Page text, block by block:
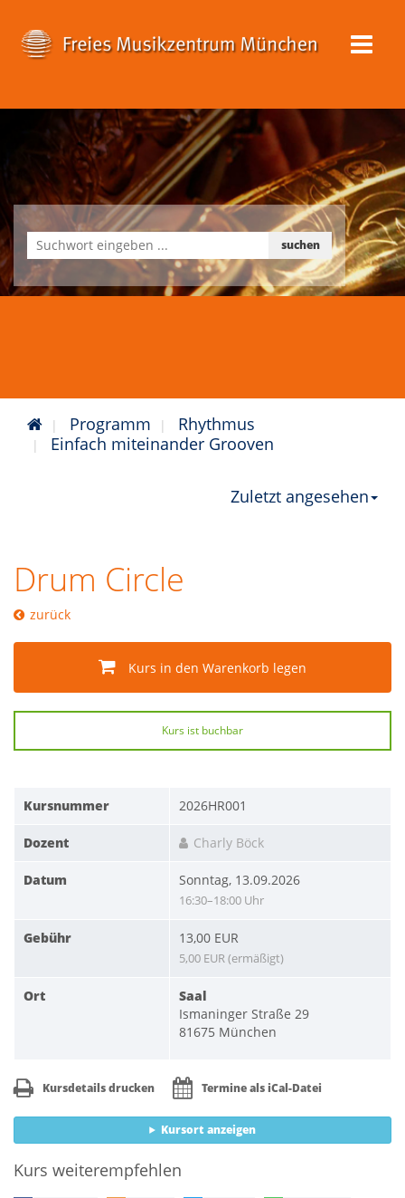
suchen
Programm
Rhythmus
Einfach miteinander Grooven
Zuletzt angesehen
Drum Circle
zurück
Kurs in den Warenkorb legen
Kurs ist buchbar
Kursnummer 2026HR001
Dozent Charly Böck
Datum Sonntag, 13.09.2026
16:30–18:00 Uhr
Gebühr 13,00 EUR
5,00 EUR (ermäßigt)
Ort
Saal
Ismaninger Straße 29
81675 München
Kursdetails drucken Termine als iCal-Datei
Kursort anzeigen
Kurs weiterempfehlen